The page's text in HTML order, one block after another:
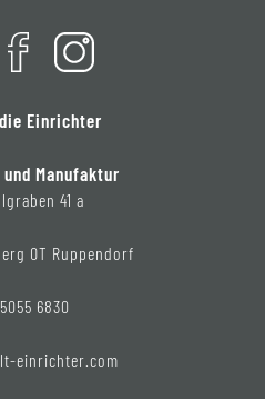
Einrichter
Manufaktur
41 a
OT Ruppendorf
6830
einrichter.com